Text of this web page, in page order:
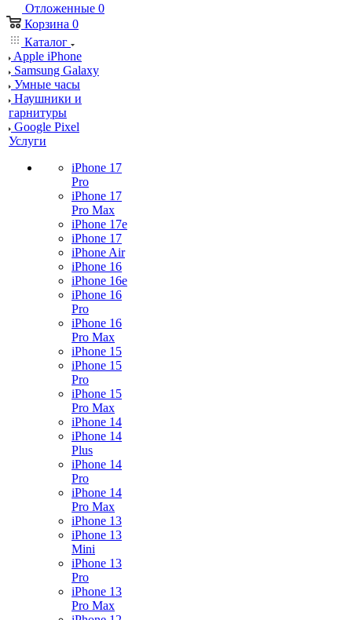
Отложенные 0
Корзина 0
Каталог
Apple iPhone
Samsung Galaxy
Умные часы
Наушники и
гарнитуры
Google Pixel
Услуги
iPhone 17
Pro
iPhone 17
Pro Max
iPhone 17e
iPhone 17
iPhone Air
iPhone 16
iPhone 16e
iPhone 16
Pro
iPhone 16
Pro Max
iPhone 15
iPhone 15
Pro
iPhone 15
Pro Max
iPhone 14
iPhone 14
Plus
iPhone 14
Pro
iPhone 14
Pro Max
iPhone 13
iPhone 13
Mini
iPhone 13
Pro
iPhone 13
Pro Max